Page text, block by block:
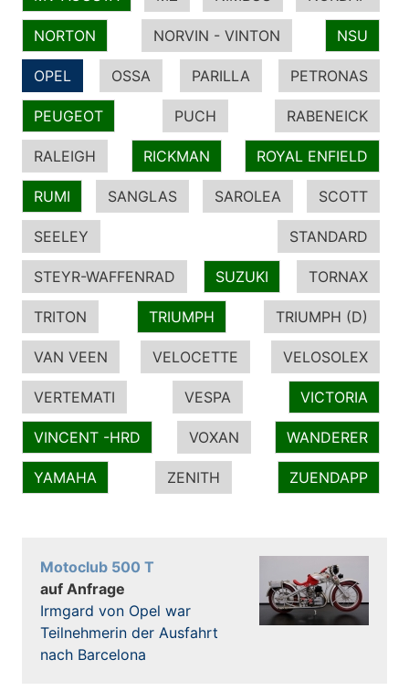
NORTON NORVIN - VINTON NSU
OPEL OSSA PARILLA PETRONAS
PEUGEOT PUCH RABENEICK
RALEIGH RICKMAN ROYAL ENFIELD
RUMI SANGLAS SAROLEA SCOTT
SEELEY STANDARD
STEYR-WAFFENRAD SUZUKI TORNAX
TRITON TRIUMPH TRIUMPH (D)
VAN VEEN VELOCETTE VELOSOLEX
VERTEMATI VESPA VICTORIA
VINCENT -HRD VOXAN WANDERER
YAMAHA ZENITH ZUENDAPP
Motoclub 500 T
auf Anfrage
Irmgard von Opel war
Teilnehmerin der Ausfahrt
nach Barcelona